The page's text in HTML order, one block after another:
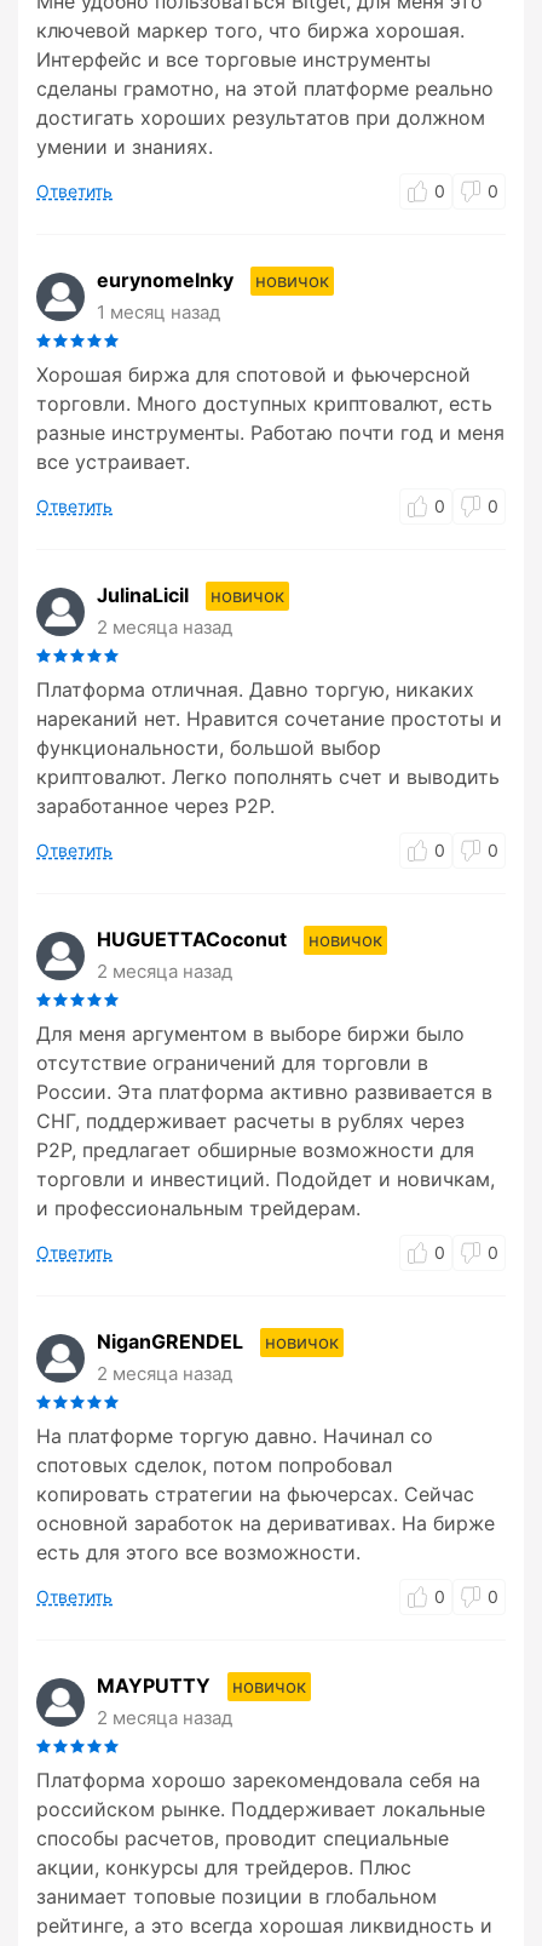
ключевой маркер того, что биржа хорошая.
Интерфейс и все торговые инструменты
сделаны грамотно, на этой платформе реально
достигать хороших результатов при должном
умении и знаниях.
Ответить 0 0
eurynomeInky
новичок
1 месяц назад
Хорошая биржа для спотовой и фьючерсной
торговли. Много доступных криптовалют, есть
разные инструменты. Работаю почти год и меня
все устраивает.
Ответить 0 0
JulinaLicil
новичок
2 месяца назад
Платформа отличная. Давно торгую, никаких
нареканий нет. Нравится сочетание простоты и
функциональности, большой выбор
криптовалют. Легко пополнять счет и выводить
заработанное через P2P.
Ответить 0 0
HUGUETTACoconut
новичок
2 месяца назад
Для меня аргументом в выборе биржи было
отсутствие ограничений для торговли в
России. Эта платформа активно развивается в
СНГ, поддерживает расчеты в рублях через
P2P, предлагает обширные возможности для
торговли и инвестиций. Подойдет и новичкам,
и профессиональным трейдерам.
Ответить 0 0
NiganGRENDEL
новичок
2 месяца назад
На платформе торгую давно. Начинал со
спотовых сделок, потом попробовал
копировать стратегии на фьючерсах. Сейчас
основной заработок на деривативах. На бирже
есть для этого все возможности.
Ответить 0 0
MAYPUTTY
новичок
2 месяца назад
Платформа хорошо зарекомендовала себя на
российском рынке. Поддерживает локальные
способы расчетов, проводит специальные
акции, конкурсы для трейдеров. Плюс
занимает топовые позиции в глобальном
рейтинге, а это всегда хорошая ликвидность и